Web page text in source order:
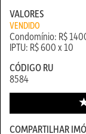
VALORES
VENDIDO
Condomínio: R$
IPTU: R$ 600 x 10
CÓDIGO RU
8584
COMPARTILHAR